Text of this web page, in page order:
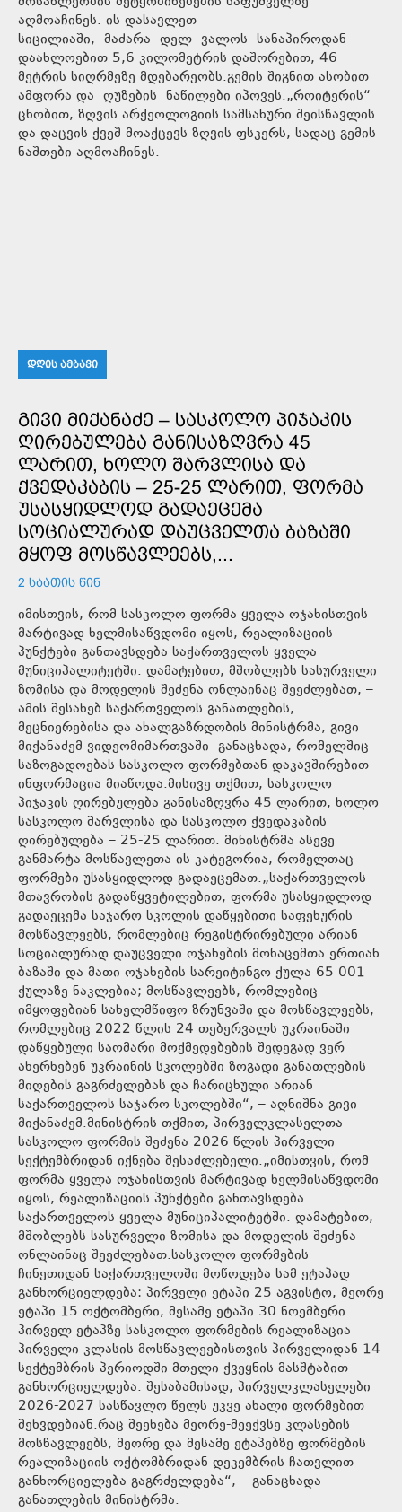
აღმოაჩინეს. ის დასავლეთ
სიცილიაში, მაძარა დელ ვალოს სანაპიროდან
დაახლოებით 5,6 კილომეტრის დაშორებით, 46
მეტრის სიღრმეზე მდებარეობს.გემის შიგნით ასობით
ამფორა და ღუზების ნაწილები იპოვეს.„როიტერის“
ცნობით, ზღვის არქეოლოგიის სამსახური შეისწავლის
და დაცვის ქვეშ მოაქცევს ზღვის ფსკერს, სადაც გემის
ნაშთები აღმოაჩინეს.
ᲓᲦᲘᲡ ᲐᲛᲑᲐᲕᲘ
ᲒᲘᲕᲘ ᲛᲘᲥᲐᲜᲐᲫᲔ – ᲡᲐᲡᲙᲝᲚᲝ ᲞᲘᲯᲐᲙᲘᲡ
ᲦᲘᲠᲔᲑᲣᲚᲔᲑᲐ ᲒᲐᲜᲘᲡᲐᲖᲦᲕᲠᲐ 45
ᲚᲐᲠᲘᲗ, ᲮᲝᲚᲝ ᲨᲐᲠᲕᲚᲘᲡᲐ ᲓᲐ
ᲥᲕᲔᲓᲐᲙᲐᲑᲘᲡ – 25-25 ᲚᲐᲠᲘᲗ, ᲤᲝᲠᲛᲐ
ᲣᲡᲐᲡᲧᲘᲓᲚᲝᲓ ᲒᲐᲓᲐᲔᲪᲔᲛᲐ
ᲡᲝᲪᲘᲐᲚᲣᲠᲐᲓ ᲓᲐᲣᲪᲕᲔᲚᲗᲐ ᲑᲐᲖᲐᲨᲘ
ᲛᲧᲝᲤ ᲛᲝᲡᲬᲐᲕᲚᲔᲔᲑᲡ,...
2 ᲡᲐᲐᲗᲘᲡ ᲬᲘᲜ
იმისთვის, რომ სასკოლო ფორმა ყველა ოჯახისთვის
მარტივად ხელმისაწვდომი იყოს, რეალიზაციის
პუნქტები განთავსდება საქართველოს ყველა
მუნიციპალიტეტში. დამატებით, მშობლებს სასურველი
ზომისა და მოდელის შეძენა ონლაინაც შეეძლებათ, –
ამის შესახებ საქართველოს განათლების,
მეცნიერებისა და ახალგაზრდობის მინისტრმა, გივი
მიქანაძემ ვიდეომიმართვაში განაცხადა, რომელშიც
საზოგადოებას სასკოლო ფორმებთან დაკავშირებით
ინფორმაცია მიაწოდა.მისივე თქმით, სასკოლო
პიჯაკის ღირებულება განისაზღვრა 45 ლარით, ხოლო
სასკოლო შარვლისა და სასკოლო ქვედაკაბის
ღირებულება – 25-25 ლარით. მინისტრმა ასევე
განმარტა მოსწავლეთა ის კატეგორია, რომელთაც
ფორმები უსასყიდლოდ გადაეცემათ.„საქართველოს
მთავრობის გადაწყვეტილებით, ფორმა უსასყიდლოდ
გადაეცემა საჯარო სკოლის დაწყებითი საფეხურის
მოსწავლეებს, რომლებიც რეგისტრირებული არიან
სოციალურად დაუცველი ოჯახების მონაცემთა ერთიან
ბაზაში და მათი ოჯახების სარეიტინგო ქულა 65 001
ქულაზე ნაკლებია; მოსწავლეებს, რომლებიც
იმყოფებიან სახელმწიფო ზრუნვაში და მოსწავლეებს,
რომლებიც 2022 წლის 24 თებერვალს უკრაინაში
დაწყებული საომარი მოქმედებების შედეგად ვერ
ახერხებენ უკრაინის სკოლებში ზოგადი განათლების
მიღების გაგრძელებას და ჩარიცხული არიან
საქართველოს საჯარო სკოლებში“, – აღნიშნა გივი
მიქანაძემ.მინისტრის თქმით, პირველკლასელთა
სასკოლო ფორმის შეძენა 2026 წლის პირველი
სექტემბრიდან იქნება შესაძლებელი.„იმისთვის, რომ
ფორმა ყველა ოჯახისთვის მარტივად ხელმისაწვდომი
იყოს, რეალიზაციის პუნქტები განთავსდება
საქართველოს ყველა მუნიციპალიტეტში. დამატებით,
მშობლებს სასურველი ზომისა და მოდელის შეძენა
ონლაინაც შეეძლებათ.სასკოლო ფორმების
ჩინეთიდან საქართველოში მოწოდება სამ ეტაპად
განხორციელდება: პირველი ეტაპი 25 აგვისტო, მეორე
ეტაპი 15 ოქტომბერი, მესამე ეტაპი 30 ნოემბერი.
პირველ ეტაპზე სასკოლო ფორმების რეალიზაცია
პირველი კლასის მოსწავლეებისთვის პირველიდან 14
სექტემბრის პერიოდში მთელი ქვეყნის მასშტაბით
განხორციელდება. შესაბამისად, პირველკლასელები
2026-2027 სასწავლო წელს უკვე ახალი ფორმებით
შეხვდებიან.რაც შეეხება მეორე-მეექვსე კლასების
მოსწავლეებს, მეორე და მესამე ეტაპებზე ფორმების
რეალიზაციის ოქტომბრიდან დეკემბრის ჩათვლით
განხორციელება გაგრძელდება“, – განაცხადა
განათლების მინისტრმა.